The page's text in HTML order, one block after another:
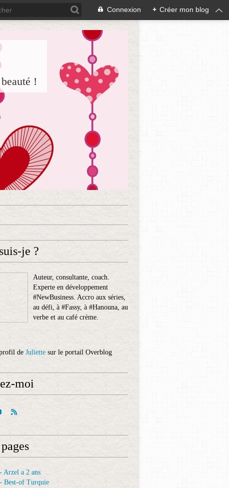
Connexion + Créer mon blog
!
je ?
Auteur, consultante, coach.
Experte en développement
#NewBusiness. Accro aux séries,
au défi, à #Fassy, à #Hanouna, au
verbe et au café crème.
deJuliette sur le portail Overblog
moi
Arzel a 2 ans
Best-of Turquie